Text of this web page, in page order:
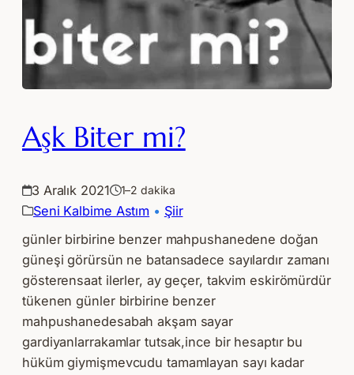
Aşk Biter mi?
3 Aralık 2021 1–2 dakika
Seni Kalbime Astım • Şiir
günler birbirine benzer mahpushanedene doğan
güneşi görürsün ne batansadece sayılardır zamanı
gösterensaat ilerler, ay geçer, takvim eskirömürdür
tükenen günler birbirine benzer
mahpushanedesabah akşam sayar
gardiyanlarrakamlar tutsak,ince bir hesaptır bu
hüküm giymişmevcudu tamamlayan sayı kadar